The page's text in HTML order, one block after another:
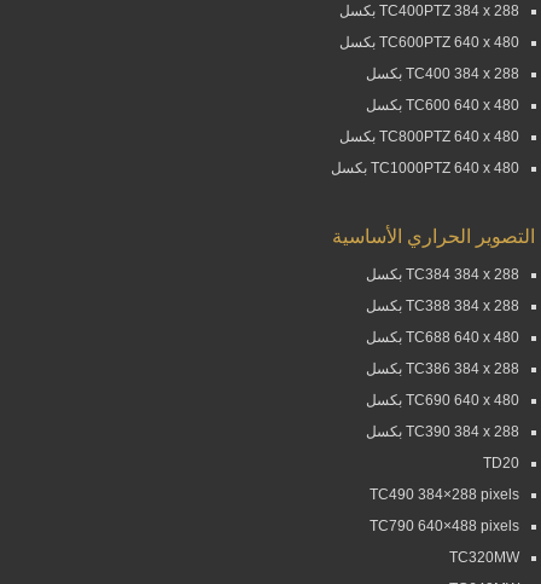
TC400PTZ 384 x 288 بكسل
TC600PTZ 640 x 480 بكسل
TC400 384 x 288 بكسل
TC600 640 x 480 بكسل
TC800PTZ 640 x 480 بكسل
TC1000PTZ 640 x 480 بكسل
التصوير الحراري الأساسية
TC384 384 x 288 بكسل
TC388 384 x 288 بكسل
TC688 640 x 480 بكسل
TC386 384 x 288 بكسل
TC690 640 x 480 بكسل
TC390 384 x 288 بكسل
TD20
TC490 384×288 pixels
TC790 640×488 pixels
TC320MW